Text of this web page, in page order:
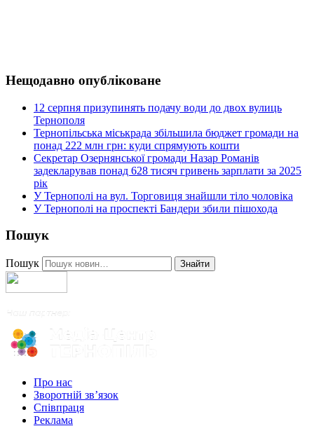
Нещодавно опубліковане
12 серпня призупинять подачу води до двох вулиць
Тернополя
Тернопільська міськрада збільшила бюджет громади на
понад 222 млн грн: куди спрямують кошти
Секретар Озернянської громади Назар Романів
задекларував понад 628 тисяч гривень зарплати за 2025
рік
У Тернополі на вул. Торговиця знайшли тіло чоловіка
У Тернополі на проспекті Бандери збили пішохода
Пошук
Пошук Знайти
Про нас
Зворотній зв’язок
Співпраця
Реклама